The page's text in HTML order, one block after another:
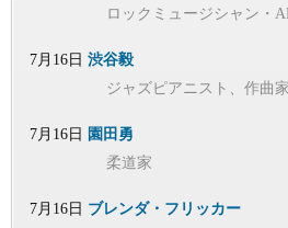
ロックミュージシャン・
7月16日 渋谷毅
ジャズピアニスト、作曲家
7月16日 園田勇
柔道家
7月16日 ブレンダ・フリッカー